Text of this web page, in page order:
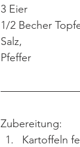
3 Eier
1/2 Becher
Salz,
Pfeffer
Zubereitung:
Kartoffeln